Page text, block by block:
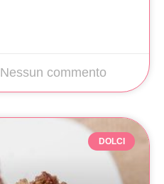
Nessun commento
DOLCI